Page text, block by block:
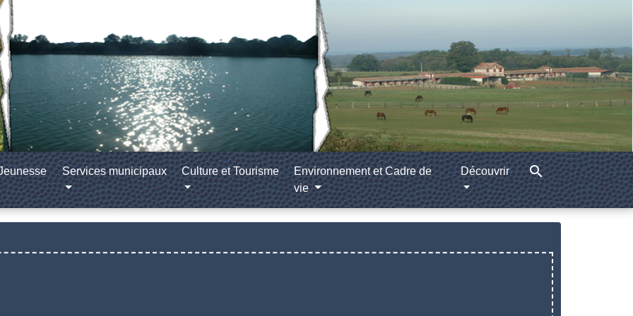
Services municipaux Culture et Tourisme
Environnement et Cadre de
vie
Découvrir search